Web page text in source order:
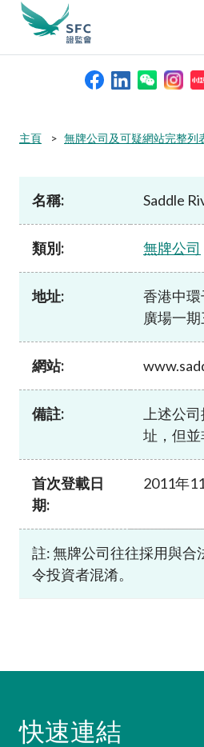
本會簡介
規則及標準
資料庫
加入本會
尋
主頁 無牌公司及可疑網站完整列
名稱: Saddle
類別: 無牌公司
地址:
香港中
廣場一
網站:
備註:
上述公
址，但並
首次登載日
期:
2011年
註: 無牌公司往往採用與合
令投資者混淆。
快速連結